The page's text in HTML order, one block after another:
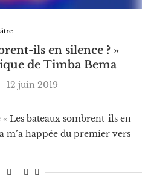
ils en silence ? »
de Timba Bema
12 juin 2019
Les bateaux sombrent-ils en
m’a happée du premier vers